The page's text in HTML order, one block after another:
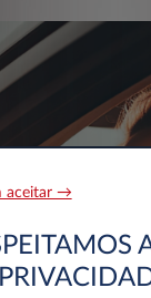
aceitar →